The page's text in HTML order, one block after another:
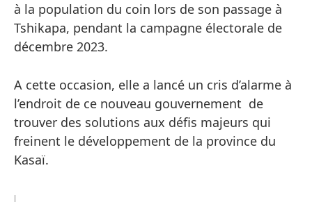
à la population du coin lors de son passage à
Tshikapa, pendant la campagne électorale de
décembre 2023.
A cette occasion, elle a lancé un cris d’alarme à
l’endroit de ce nouveau gouvernement de
trouver des solutions aux défis majeurs qui
freinent le développement de la province du
Kasaï.